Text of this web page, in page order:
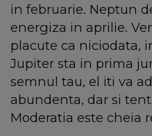
in februarie. Neptun
energiza in aprilie.
placute ca niciodata,
Jupiter sta in prima
semnul tau, el iti va
abundenta, dar si
Moderatia este cheia